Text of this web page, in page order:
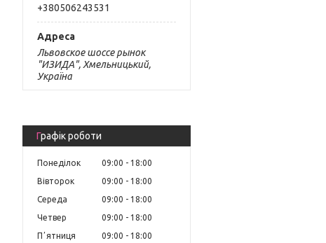
+380506243531
Львовское шоссе рынок
"ИЗИДА", Хмельницький,
Україна
Графік роботи
Понеділок 09:00
18:00
Вівторок
09:00
18:00
Середа
09:00
18:00
Четвер
09:00
18:00
Пʼятниця
09:00
18:00